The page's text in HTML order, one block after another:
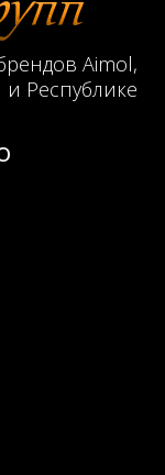
Aimol,
и Республике